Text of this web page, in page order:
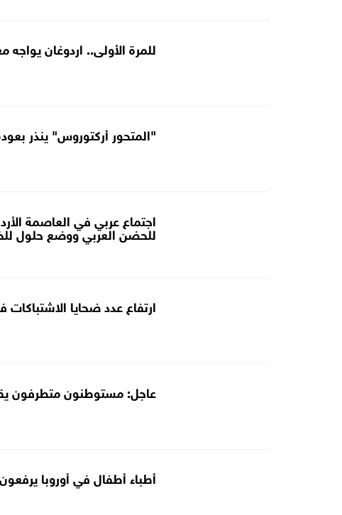
للمرة الأولى.. اردوغان
"المتحور أركتوروس" ينذر
اجتماع عربي في العاصمة
للحضن العربي ووضع حلول
ارتفاع عدد ضحايا الاشتباكات في
عاجل: مستوطنون متطرفون
أطباء أطفال في أوروبا